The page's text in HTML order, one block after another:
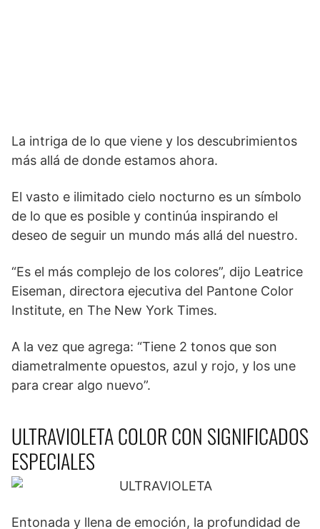
La intriga de lo que viene y los descubrimientos
más allá de donde estamos ahora.
El vasto e ilimitado cielo nocturno es un símbolo
de lo que es posible y continúa inspirando el
deseo de seguir un mundo más allá del nuestro.
“Es el más complejo de los colores”, dijo Leatrice
Eiseman, directora ejecutiva del Pantone Color
Institute, en The New York Times.
A la vez que agrega: “Tiene 2 tonos que son
diametralmente opuestos, azul y rojo, y los une
para crear algo nuevo”.
ULTRAVIOLETA COLOR CON SIGNIFICADOS
ESPECIALES
Entonada y llena de emoción, la profundidad de